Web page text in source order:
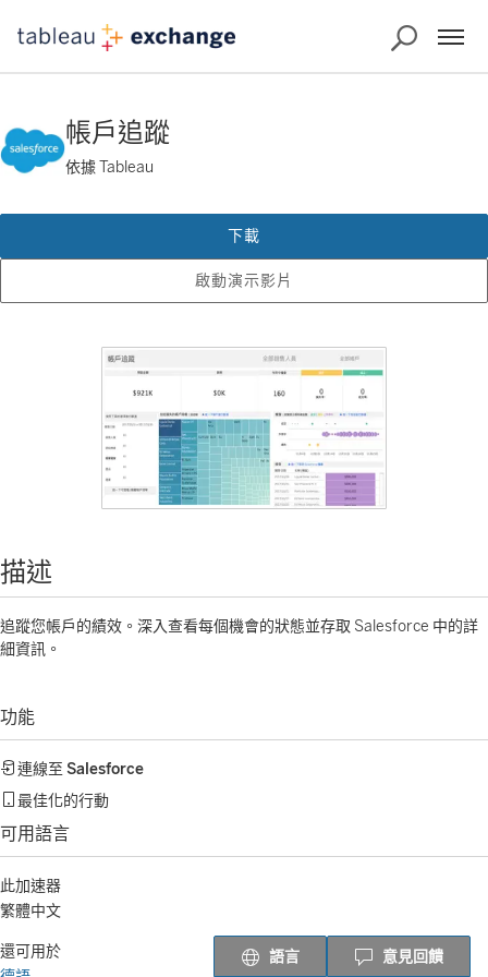
帳戶追蹤
依據 Tableau
啟動演示影片
下載
描述
追蹤您帳戶的績效。深入查看每個機會的狀態並存取 Salesforce 中的詳
細資訊。
功能
連線至 Salesforce
最佳化的行動
可用語言
此加速器
繁體中文
還可用於
語言 意見回饋